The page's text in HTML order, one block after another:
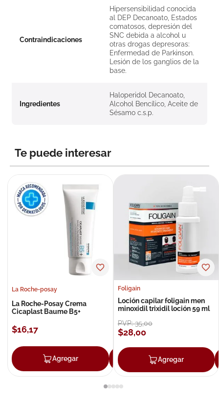
Contraindicaciones
Hipersensibilidad conocida
al DEP Decanoato, Estados
comatosos, depresión del
SNC debida a alcohol u
otras drogas depresoras:
Enfermedad de Parkinson.
Lesión de los ganglios de la
base.
Ingredientes
Haloperidol Decanoato,
Alcohol Bencílico, Aceite de
Sésamo c.s.p.
Te puede interesar
La Roche-posay
La Roche-Posay Crema
Cicaplast Baume B5+
$16,17
Agregar Agregar
Foligain
Loción capilar foligain men
minoxidil trixidil loción 59 ml
PVP:35,00
$28,00
Agregar